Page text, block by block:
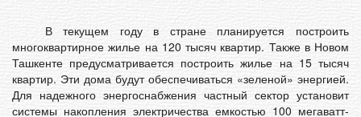
В текущем году в стране планируется построить
многоквартирное жилье на 120 тысяч квартир. Также в Новом
Ташкенте предусматривается построить жилье на 15 тысяч
квартир. Эти дома будут обеспечиваться «зеленой» энергией.
Для надежного энергоснабжения частный сектор установит
системы накопления электричества емкостью 100 мегаватт-